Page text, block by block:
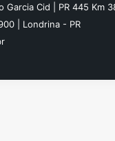
Garcia Cid | PR 445 Km
| Londrina - PR